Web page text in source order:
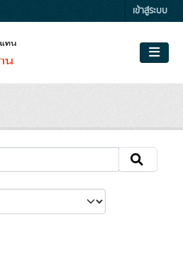
เข้าสู่ระบบ